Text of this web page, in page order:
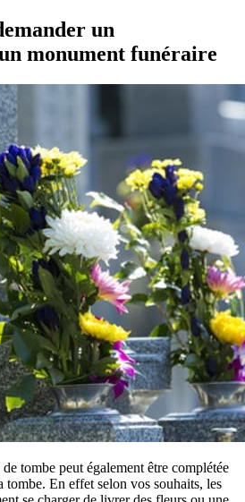
un
monument funéraire
tombe peut également être complétée
tombe. En effet selon vos souhaits, les